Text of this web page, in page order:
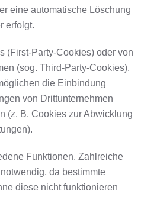
eine automatische Löschung
erfolgt.
(First-Party-Cookies) oder von
(sog. Third-Party-Cookies).
die Einbindung
von Drittunternehmen
(z. B. Cookies zur Abwicklung
Funktionen. Zahlreiche
da bestimmte
diese nicht funktionieren